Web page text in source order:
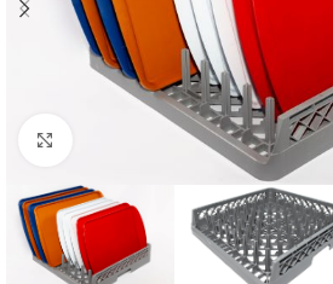
Clique para ampliar